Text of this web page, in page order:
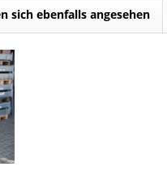
sich ebenfalls angesehen